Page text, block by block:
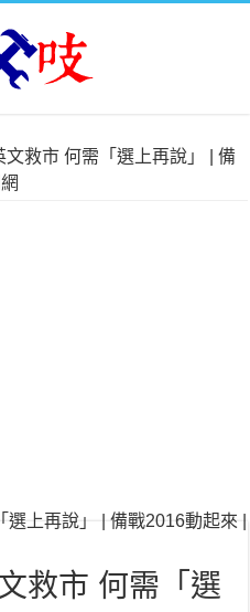
文救市 何需「選上再說」 | 備
救市 何需「選